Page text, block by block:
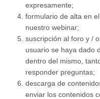
expresamente;
formulario de alta en
nuestro webinar;
suscripción al foro y /
usuario se haya dado
dentro del mismo,
responder preguntas;
descarga de
enviar los contenidos